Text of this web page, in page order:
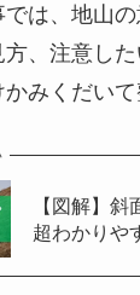
は、地山
、注意し
みくだいて
【図解】
超わかりや